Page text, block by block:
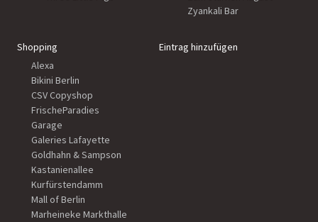
Zyankali Bar
Shopping
Alexa
Bikini Berlin
CSV Copyshop
FrischeParadies
Garage
Galeries Lafayette
Goldhahn & Sampson
Kastanienallee
Kurfürstendamm
Mall of Berlin
Marheineke Markthalle
Eintrag hinzufügen